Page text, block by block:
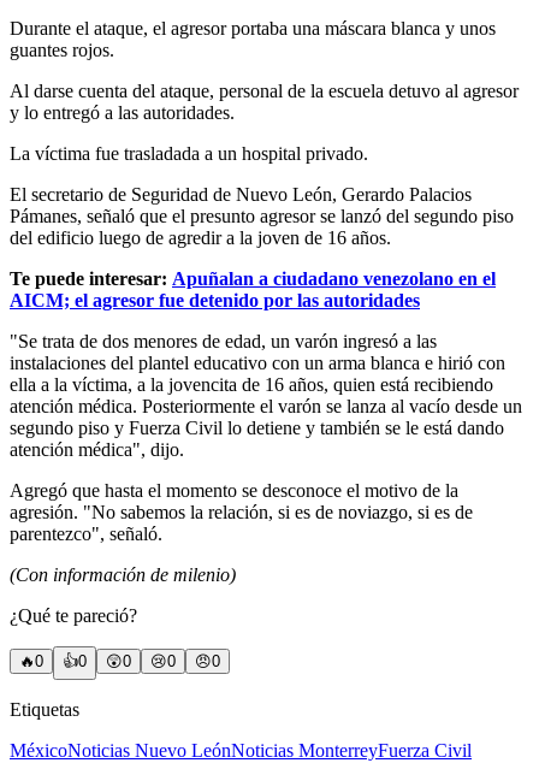
Durante el ataque, el agresor portaba una máscara blanca y unos
guantes rojos.
Al darse cuenta del ataque, personal de la escuela detuvo al agresor
y lo entregó a las autoridades.
La víctima fue trasladada a un hospital privado.
El secretario de Seguridad de Nuevo León, Gerardo Palacios
Pámanes, señaló que el presunto agresor se lanzó del segundo piso
del edificio luego de agredir a la joven de 16 años.
Te puede interesar: Apuñalan a ciudadano venezolano en el
AICM; el agresor fue detenido por las autoridades
"Se trata de dos menores de edad, un varón ingresó a las
instalaciones del plantel educativo con un arma blanca e hirió con
ella a la víctima, a la jovencita de 16 años, quien está recibiendo
atención médica. Posteriormente el varón se lanza al vacío desde un
segundo piso y Fuerza Civil lo detiene y también se le está dando
atención médica", dijo.
Agregó que hasta el momento se desconoce el motivo de la
agresión. "No sabemos la relación, si es de noviazgo, si es de
parentezco", señaló.
(Con información de milenio)
¿Qué te pareció?
🔥0 👍0 😲0 😢0 😠0
Etiquetas
MéxicoNoticias Nuevo LeónNoticias MonterreyFuerza Civil